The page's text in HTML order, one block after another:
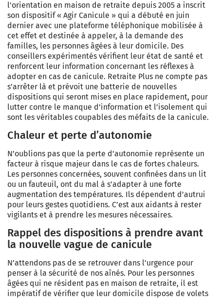
l'orientation en maison de retraite depuis 2005 a inscrit
son dispositif « Agir Canicule » qui a débuté en juin
dernier avec une plateforme téléphonique mobilisée à
cet effet et destinée à appeler, à la demande des
familles, les personnes âgées à leur domicile. Des
conseillers expérimentés vérifient leur état de santé et
renforcent leur information concernant les réflexes à
adopter en cas de canicule. Retraite Plus ne compte pas
s’arrêter là et prévoit une batterie de nouvelles
dispositions qui seront mises en place rapidement, pour
lutter contre le manque d’information et l’isolement qui
sont les véritables coupables des méfaits de la canicule.
Chaleur et perte d’autonomie
N’oublions pas que la perte d’autonomie représente un
facteur à risque majeur dans le cas de fortes chaleurs.
Les personnes concernées, souvent confinées dans un lit
ou un fauteuil, ont du mal à s’adapter à une forte
augmentation des températures. Ils dépendent d’autrui
pour leurs gestes quotidiens. C’est aux aidants à rester
vigilants et à prendre les mesures nécessaires.
Rappel des dispositions à prendre avant
la nouvelle vague de canicule
N’attendons pas de se retrouver dans l’urgence pour
penser à la sécurité de nos aînés. Pour les personnes
âgées qui ne résident pas en maison de retraite, il est
impératif de vérifier que leur domicile dispose de volets